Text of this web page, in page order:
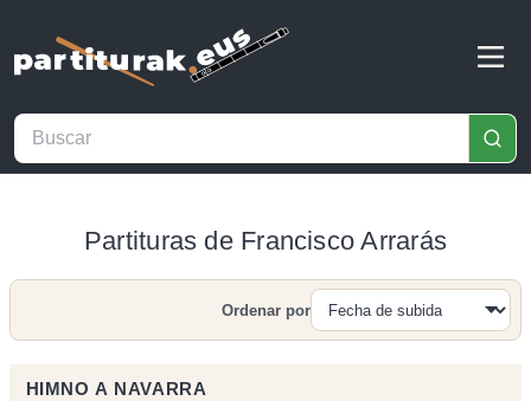
Partituras de Francisco Arrarás
Buscar
Ordenar por
HIMNO A NAVARRA